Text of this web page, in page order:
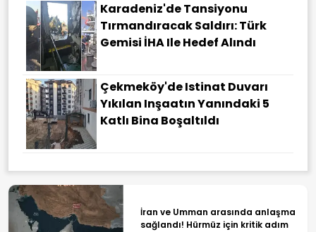
Karadeniz'de Tansiyonu
Tırmandıracak Saldırı: Türk
Gemisi İHA Ile Hedef Alındı
Çekmeköy'de Istinat Duvarı
Yıkılan Inşaatın Yanındaki 5
Katlı Bina Boşaltıldı
İran ve Umman arasında anlaşma
sağlandı! Hürmüz için kritik adım